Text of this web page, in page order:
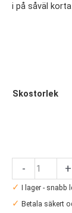
i på såväl
Skostorlek
-
Felis
+
✓
I lager - snabb
✓ Betala säkert